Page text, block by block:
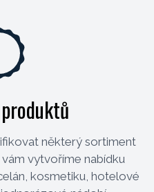
některý sortiment
vytvoříme nabídku
kosmetiku, hotelové